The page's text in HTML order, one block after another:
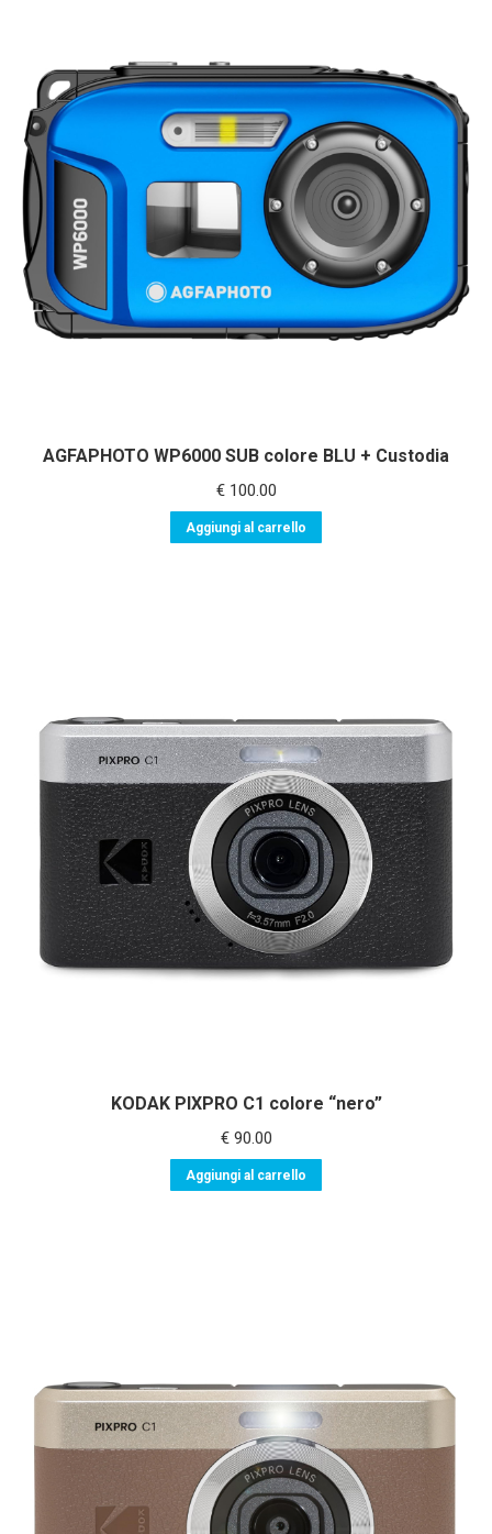
AGFAPHOTO WP6000 SUB colore BLU + Custodia
€100.00
Aggiungi al carrello
KODAK PIXPRO C1 colore “nero”
€90.00
Aggiungi al carrello